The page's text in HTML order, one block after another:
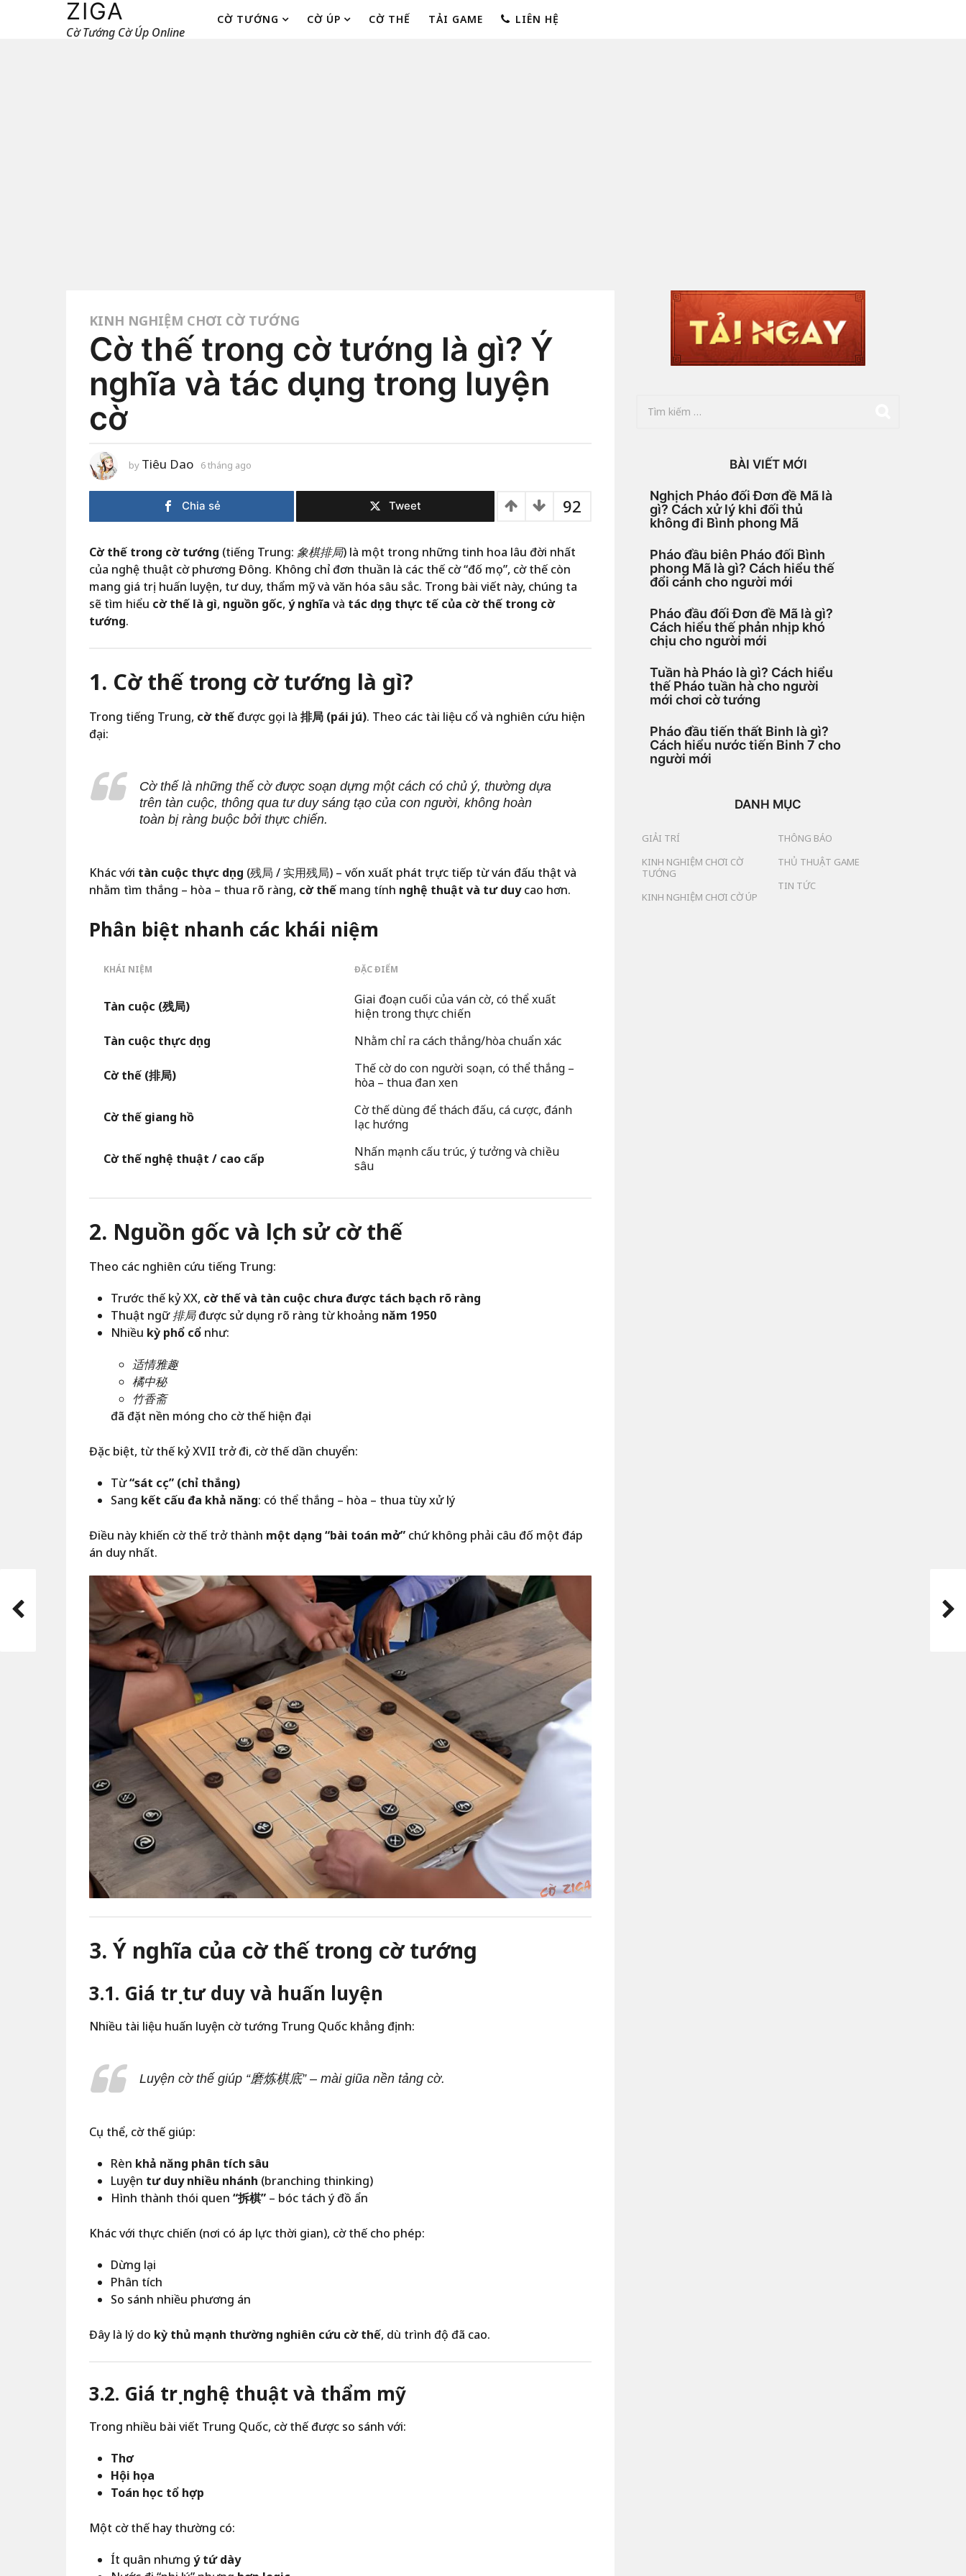
ZIGA
Cờ Tướng Cờ Úp Online
CỜ TƯỚNG CỜ ÚP CỜ THẾ TẢI GAME LIÊN HỆ
KINH NGHIỆM CHƠI CỜ TƯỚNG
Cờ thế trong cờ tướng là gì? Ý
nghĩa và tác dụng trong luyện
cờ
by Tiêu Dao 6 tháng ago
á
a
92
Chia sẻ Tweet
Cờ thế trong cờ tướng (tiếng Trung: 象棋排局) là một trong những tinh hoa lâu đời nhất
của nghệ thuật cờ phương Đông. Không chỉ đơn thuần là các thế cờ “đố mẹo”, cờ thế còn
mang giá trị huấn luyện, tư duy, thẩm mỹ và văn hóa sâu sắc. Trong bài viết này, chúng ta
sẽ tìm hiểu cờ thế là gì, nguồn gốc,ý nghĩa và tác dụng thực tế của cờ thế trong cờ
tướng.
1. Cờ thế trong cờ tướng là gì?
Trong tiếng Trung, cờ thếđược gọi là 排局 (pái jú). Theo các tài liệu cổ và nghiên cứu hiện
đại:
Cờ thế là những thế cờ được soạn dựng một cách có chủ ý, thường dựa
trên tàn cuộc, thông qua tư duy sáng tạo của con người, không hoàn
toàn bị ràng buộc bởi thực chiến.
Khác với tàn cuộc thực dụng (残局 / 实用残局) – vốn xuất phát trực tiếp từ ván đấu thật và
nhằm tìm thắng – hòa – thua rõ ràng, cờ thế mang tính nghệ thuật và tư duycao hơn.
Phân biệt nhanh các khái niệm
KHÁI NIỆM ĐẶC ĐIỂM
Tàn cuộc (残局)
Giai đoạn cuối của ván cờ, có thể xuất
hiện trong thực chiến
Tàn cuộc thực dụng
Nhằm chỉ ra cách thắng/hòa chuẩn xác
Cờ thế (排局)
Thế cờ do con người soạn, có thể thắng –
hòa – thua đan xen
Cờ thế giang hồ
Cờ thế dùng để thách đấu, cá cược, đánh
lạc hướng
Cờ thế nghệ thuật / cao cấp
Nhấn mạnh cấu trúc, ý tưởng và chiều
sâu
2. Nguồn gốc và lịch sử cờ thế
Theo các nghiên cứu tiếng Trung:
Trước thế kỷ XX, cờ thế và tàn cuộc chưa được tách bạch rõ ràng
Thuật ngữ排局được sử dụng rõ ràng từ khoảng năm 1950
Nhiều kỳ phổ cổ như:
适情雅趣
橘中秘
竹香斋
đã đặt nền móng cho cờ thế hiện đại
Đặc biệt, từ thế kỷ XVII trở đi, cờ thế dần chuyển:
Từ“sát cục” (chỉ thắng)
Sang kết cấu đa khả năng: có thể thắng – hòa – thua tùy xử lý
Điều này khiến cờ thế trở thành một dạng “bài toán mở” chứ không phải câu đố một đáp
án duy nhất.
3. Ý nghĩa của cờ thế trong cờ tướng
3.1. Giá trị tư duy và huấn luyện
Nhiều tài liệu huấn luyện cờ tướng Trung Quốc khẳng định:
Luyện cờ thế giúp “磨炼棋底” – mài giũa nền tảng cờ.
Cụ thể, cờ thế giúp:
Rèn khả năng phân tích sâu
Luyện tư duy nhiều nhánh (branching thinking)
Hình thành thói quen “拆棋” – bóc tách ý đồ ẩn
Khác với thực chiến (nơi có áp lực thời gian), cờ thế cho phép:
Dừng lại
Phân tích
So sánh nhiều phương án
Đây là lý do kỳ thủ mạnh thường nghiên cứu cờ thế, dù trình độ đã cao.
3.2. Giá trị nghệ thuật và thẩm mỹ
Trong nhiều bài viết Trung Quốc, cờ thế được so sánh với:
Thơ
Hội họa
Toán học tổ hợp
Một cờ thế hay thường có:
Ít quân nhưng ý tứ dày
BÀI VIẾT MỚI
Nghịch Pháo đối Đơn đề Mã là
gì? Cách xử lý khi đối thủ
không đi Bình phong Mã
Pháo đầu biên Pháo đối Bình
phong Mã là gì? Cách hiểu thế
đổi cánh cho người mới
Pháo đầu đối Đơn đề Mã là gì?
Cách hiểu thế phản nhịp khó
chịu cho người mới
Tuần hà Pháo là gì? Cách hiểu
thế Pháo tuần hà cho người
mới chơi cờ tướng
Pháo đầu tiến thất Binh là gì?
Cách hiểu nước tiến Binh 7 cho
người mới
DANH MỤC
GIẢI TRÍ
KINH NGHIỆM CHƠI CỜ
TƯỚNG
KINH NGHIỆM CHƠI CỜ ÚP
THÔNG BÁO
THỦ THUẬT GAME
TIN TỨC